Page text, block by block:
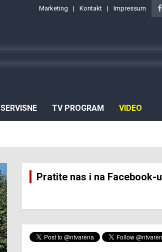
Marketing Kontakt Impressum
SERVISNE TV PROGRAM VIDEO
Pratite nas i na Facebook-u